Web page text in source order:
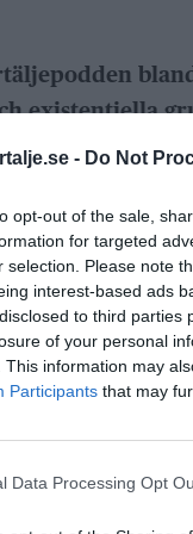
- Do Not
opt-out of the sale,
for targeted
selection. Please note
interest-based ads
to third parties
of your personal
This information may
Participants that may
Data Processing Opt
existentiella
kanske till sig
i taget.
producerat
Nicklas
hur
I “Fråga
Thunberg.
mot helgens
det är tveksamt
hävdar att han